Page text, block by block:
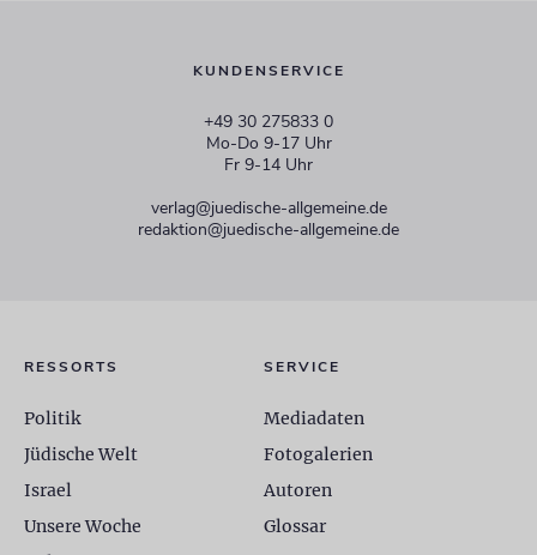
KUNDENSERVICE
+49 30 275833 0
Mo-Do 9-17 Uhr
Fr 9-14 Uhr
verlag@juedische-allgemeine.de
redaktion@juedische-allgemeine.de
RESSORTS
Politik
Jüdische Welt
Israel
Unsere Woche
SERVICE
Mediadaten
Fotogalerien
Autoren
Glossar